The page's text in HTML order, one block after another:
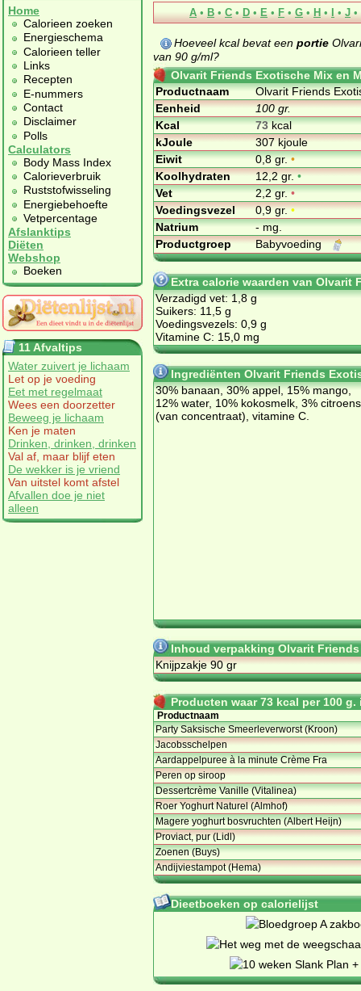
Home
Calorieen zoeken
Energieschema
Calorieen teller
Links
Recepten
E-nummers
Contact
Disclaimer
Polls
Calculators
Body Mass Index
Calorieverbruik
Ruststofwisseling
Energiebehoefte
Vetpercentage
Afslanktips
Diëten
Webshop
Boeken
11 Afvaltips
Water zuivert je lichaam
Let op je voeding
Eet met regelmaat
Wees een doorzetter
Beweeg je lichaam
Ken je maten
Drinken, drinken, drinken
Val af, maar blijf eten
De wekker is je vriend
Van uitstel komt afstel
Afvallen doe je niet
alleen
A • B • C • D • E • F • G • H • I • J •
Hoeveel kcal bevat een portie
van 90 g/ml?
Olvarit Friends Exotische Mix en
Productnaam
Olvarit Friends
Eenheid
100 gr.
Kcal
73kcal
kJoule
307 kjoule
Eiwit
0,8 gr.•
Koolhydraten
12,2 gr.•
Vet
2,2 gr.•
Voedingsvezel
0,9 gr.•
Natrium
- mg.
Productgroep
Babyvoeding
Extra calorie waarden van Olvarit
Verzadigd vet: 1,8 g
Suikers: 11,5 g
Voedingsvezels: 0,9 g
Vitamine C: 15,0 mg
Ingrediënten Olvarit Friends
30% ba­naan, 30% ap­pel, 15% man­go,
12% wa­ter, 10% ko­kos­melk, 3%
(van con­cen­traat), vi­ta­mi­ne C.
Inhoud verpakking Olvarit
Knijpzakje 90 gr
Producten waar 73 kcal per 100
Productnaam
Party Saksische Smeerleverworst (Kroon)
Jacobsschelpen
Aardappelpuree à la minute Crème Fra
Peren op siroop
Dessertcrème Vanille (Vitalinea)
Roer Yoghurt Naturel (Almhof)
Magere yoghurt bosvruchten (Albert Heijn)
Proviact, pur (Lidl)
Zoenen (Buys)
Andijviestampot (Hema)
Dieetboeken op calorielijst